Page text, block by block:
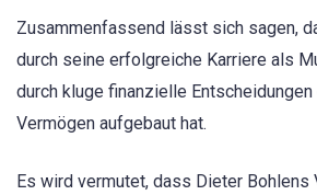
Zusammenfassend lässt sich sagen,
durch seine erfolgreiche Karriere als
durch kluge finanzielle
Vermögen aufgebaut hat.
Es wird vermutet, dass Dieter Bohlens